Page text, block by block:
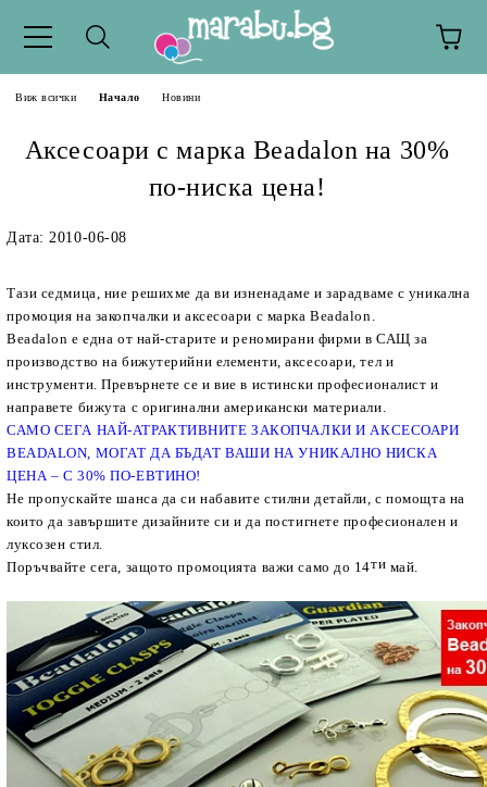
Виж всички Начало Новини
Аксесоари с марка Beadalon на 30%
по-ниска цена!
Дата: 2010-06-08
Тази седмица, ние решихме да ви изненадаме и зарадваме с уникална
промоция на закопчалки и аксесоари с марка Beadalon.
Beadalon е една от най-старитеи реномирани фирми в САЩ за
производство на бижутерийни елементи, аксесоари, тел и
инструменти. Превърнете се и вие в истински професионалист и
направете бижута с оригинални американски материали.
САМО СЕГА НАЙ-АТРАКТИВНИТЕ ЗАКОПЧАЛКИ И АКСЕСОАРИ
BEADALON, МОГАТ ДА БЪДАТ ВАШИ НА УНИКАЛНО НИСКА
ЦЕНА – С 30% ПО-ЕВТИНО!
Не пропускайте шанса да си набавите стилни детайли, с помощта на
които да завършите дизайните си и да постигнете професионален и
луксозен стил.
Поръчвайте сега, защото промоцията важи само до 14ти май.